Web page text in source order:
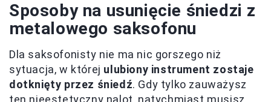
Sposoby na usunięcie śniedzi z
metalowego saksofonu
Dla saksofonisty nie ma nic gorszego niż
sytuacja, w której ulubiony instrument zostaje
dotknięty przez śniedź. Gdy tylko zauważysz
ten nieestetyczny nalot, natychmiast musisz